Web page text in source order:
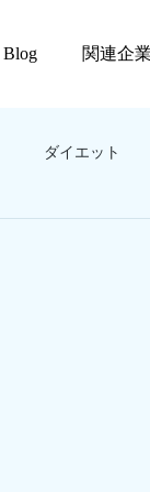
Blog 関連企業
ダイエット